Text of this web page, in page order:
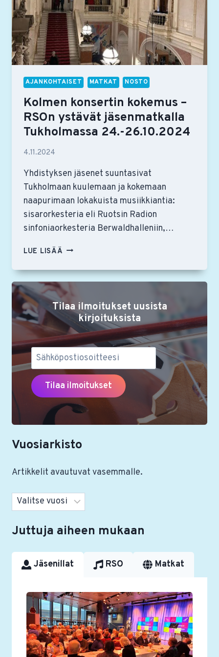
AJANKOHTAISET MATKAT NOSTO
Kolmen konsertin kokemus –
RSOn ystävät jäsenmatkalla
Tukholmassa 24.-26.10.2024
4.11.2024
Yhdistyksen jäsenet suuntasivat
Tukholmaan kuulemaan ja kokemaan
naapurimaan lokakuista musiikkiantia:
sisarorkesteria eli Ruotsin Radion
sinfoniaorkesteria Berwaldhalleniin,…
LUE LISÄÄ KOLMEN
KOKEMUS
–
RSON
YSTÄVÄT
JÄSENMATKALLA
TUKHOLMASSA
24.-26.10.2024
Tilaa ilmoitukset uusista
kirjoituksista
Vuosiarkisto
Artikkelit avautuvat vasemmalle.
Arkistot
Juttuja aiheen mukaan
Jäsenillat RSO Matkat